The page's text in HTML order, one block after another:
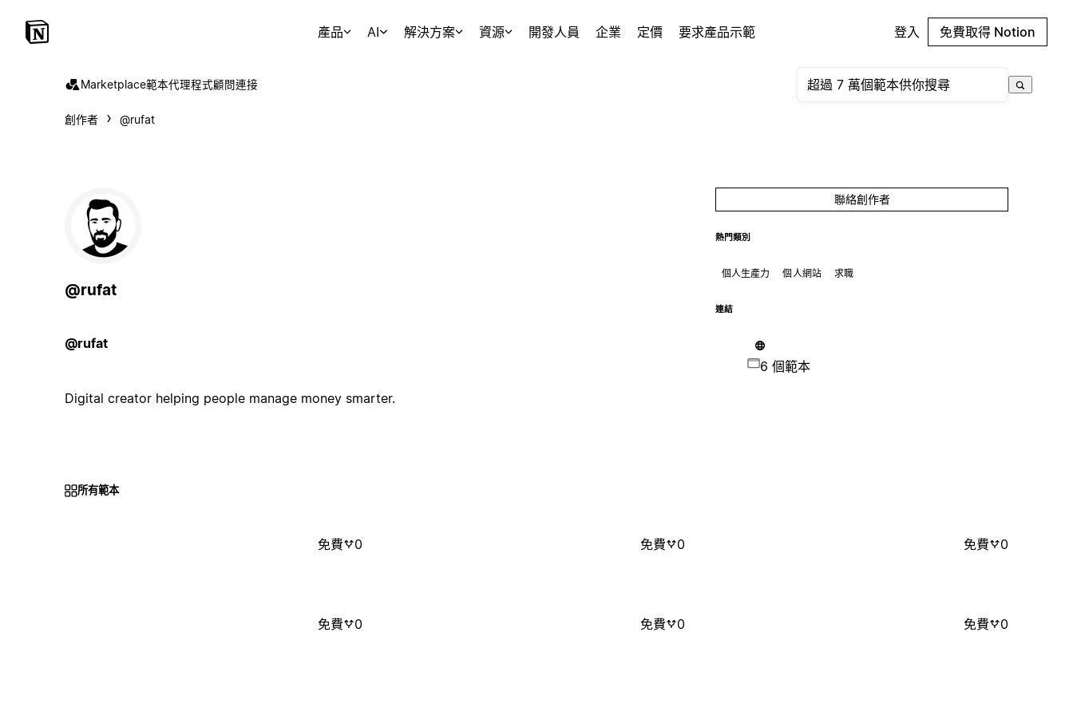
產品 AI 解決方案 資源 開發人員 企業 定價 要求產品示範 登入 免費取得 Notion
Marketplace範本代理程式顧問連接
創作者 @rufat
@rufat
@rufat
Digital creator helping people manage money smarter.
聯絡創作者
熱門類別
個人生產力 個人網站 求職
連結
6 個範本
所有範本
免費 0 免費 0 免費 0
免費 0 免費 0 免費 0